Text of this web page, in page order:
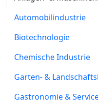
Automobilindustrie
Biotechnologie
Chemische Industrie
Garten- &
Gastronomie &